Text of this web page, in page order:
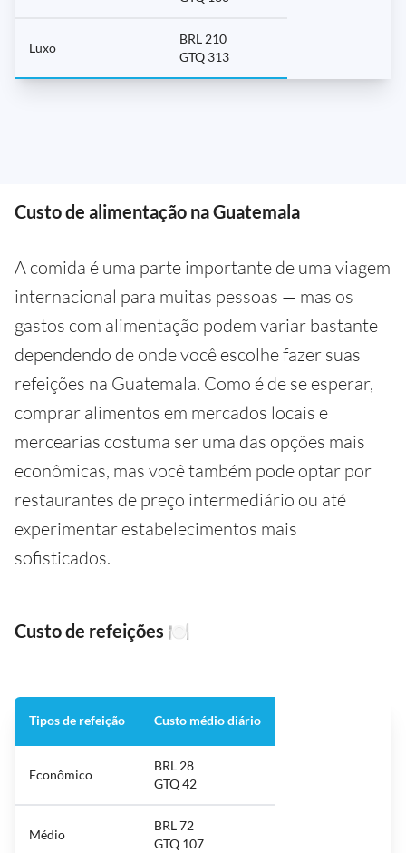
Luxo
BRL 210
GTQ 313
Custo de alimentação na Guatemala
A comida é uma parte importante de uma viagem
internacional para muitas pessoas — mas os
gastos com alimentação podem variar bastante
dependendo de onde você escolhe fazer suas
refeições na Guatemala. Como é de se esperar,
comprar alimentos em mercados locais e
mercearias costuma ser uma das opções mais
econômicas, mas você também pode optar por
restaurantes de preço intermediário ou até
experimentar estabelecimentos mais
sofisticados.
Custo de refeições 🍽️
Tipos de refeição Custo médio diário
Econômico
BRL 28
GTQ 42
Médio
BRL 72
GTQ 107